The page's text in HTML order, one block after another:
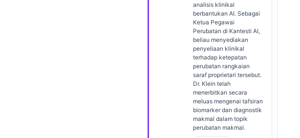
analisis klinikal
berbantukan AI. Sebagai
Ketua Pegawai
Perubatan di Kantesti AI,
beliau menyediakan
penyeliaan klinikal
terhadap ketepatan
perubatan rangkaian
saraf proprietari tersebut.
Dr. Klein telah
menerbitkan secara
meluas mengenai tafsiran
biomarker dan diagnostik
makmal dalam topik
perubatan makmal.